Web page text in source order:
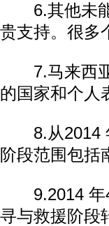
6.其他未能
贵支持。很多
7.马来西亚
的国家和个人
8.从2014 年
阶段范围包括
9.2014 年4
寻与救援阶段